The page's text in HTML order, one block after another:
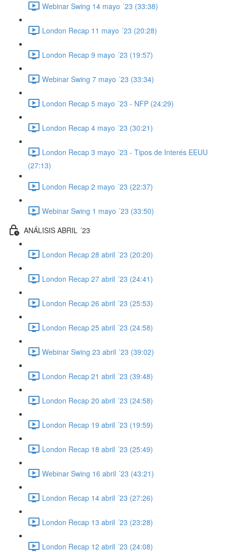
Webinar Swing 14 mayo ´23 (33:38)
London Recap 11 mayo ´23 (20:28)
London Recap 9 mayo ´23 (19:57)
Webinar Swing 7 mayo ´23 (33:34)
London Recap 5 mayo ´23 - NFP (24:29)
London Recap 4 mayo ´23 (30:21)
London Recap 3 mayo ´23 - Tipos de Interés EEUU
(27:13)
London Recap 2 mayo ´23 (22:37)
Webinar Swing 1 mayo ´23 (33:50)
ANÁLISIS ABRIL ´23
London Recap 28 abril ´23 (20:20)
London Recap 27 abril ´23 (24:41)
London Recap 26 abril ´23 (25:53)
London Recap 25 abril ´23 (24:58)
Webinar Swing 23 abril ´23 (39:02)
London Recap 21 abril ´23 (39:48)
London Recap 20 abril ´23 (24:58)
London Recap 19 abril ´23 (19:59)
London Recap 18 abril ´23 (25:49)
Webinar Swing 16 abril ´23 (43:21)
London Recap 14 abril ´23 (27:26)
London Recap 13 abril ´23 (23:28)
London Recap 12 abril ´23 (24:08)